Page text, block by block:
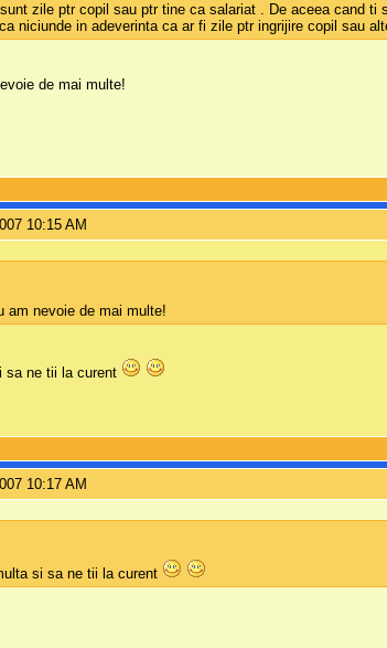
zile ptr copil sau ptr tine ca salariat . De aceea cand
niciunde in adeverinta ca ar fi zile ptr ingrijire copil sau
de mai multe!
10:15 AM
am nevoie de mai multe!
sa ne tii la curent
10:17 AM
si sa ne tii la curent